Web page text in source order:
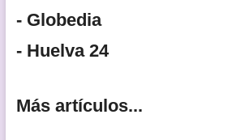
- Globedia
- Huelva 24
Más artículos...